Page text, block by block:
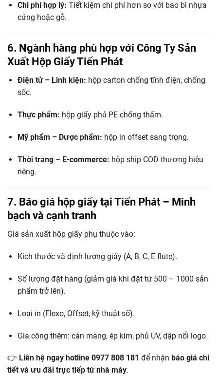
Chi phí hợp lý: Tiết kiệm chi phí hơn so với bao bì nhựa
cứng hoặc gỗ.
6. Ngành hàng phù hợp với Công Ty Sản
Xuất Hộp Giấy Tiến Phát
Điện tử – Linh kiện: hộp carton chống tĩnh điện, chống
sốc.
Thực phẩm: hộp giấy phủ PE chống thấm.
Mỹ phẩm – Dược phẩm: hộp in offset sang trọng.
Thời trang – E-commerce: hộp ship COD thương hiệu
riêng.
7. Báo giá hộp giấy tại Tiến Phát – Minh
bạch và cạnh tranh
Giá sản xuất hộp giấy phụ thuộc vào:
Kích thước và định lượng giấy (A, B, C, E flute).
Số lượng đặt hàng (giảm giá khi đặt từ 500 – 1000 sản
phẩm trở lên).
Loại in (Flexo, Offset, kỹ thuật số).
Gia công thêm: cán màng, ép kim, phủ UV, dập nổi logo.
👉 Liên hệ ngay hotline 0977 808 181 để nhận báo giá chi
tiết và ưu đãi trực tiếp từ nhà máy.